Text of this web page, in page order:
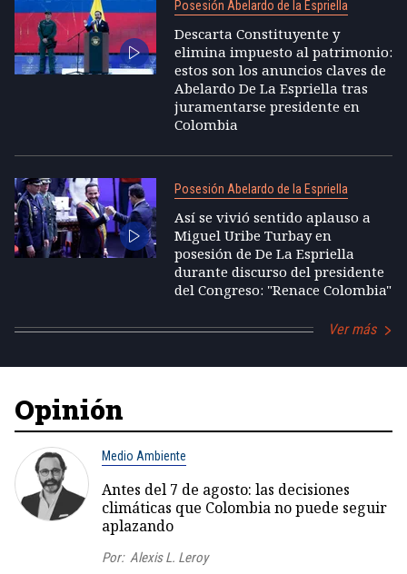
Posesión Abelardo de la Espriella
Descarta Constituyente y
elimina impuesto al patrimonio:
estos son los anuncios claves de
Abelardo De La Espriella tras
juramentarse presidente en
Colombia
Posesión Abelardo de la Espriella
Así se vivió sentido aplauso a
Miguel Uribe Turbay en
posesión de De La Espriella
durante discurso del presidente
del Congreso: "Renace Colombia"
Ver más
Opinión
Medio Ambiente
Antes del 7 de agosto: las decisiones
climáticas que Colombia no puede seguir
aplazando
Por: Alexis L. Leroy